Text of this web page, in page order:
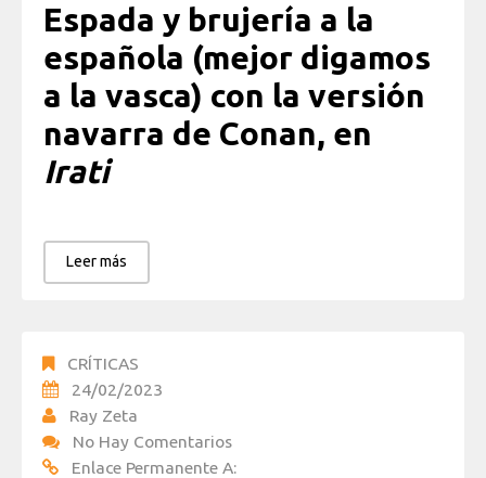
Espada y brujería a la
española (mejor digamos
a la vasca) con la versión
navarra de Conan, en
Irati
Leer más
CRÍTICAS
24/02/2023
Ray Zeta
No Hay Comentarios
Enlace Permanente A: